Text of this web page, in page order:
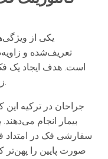
یکی از
تعریف‌شده و
زاویه فکی تیزتر و افزایش عرض است.
جراحان در ترکیه این
بیمار انجام
سفارشی فک در امتداد
صورت پایین را